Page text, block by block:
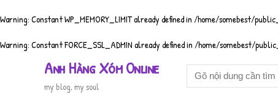
Warning: Constant WP_MEMORY_LIMIT already defined in/home/somebest/
Warning: Constant FORCE_SSL_ADMIN already defined in/home/somebest/
Anh Hàng Xóm Online
my blog, my soul